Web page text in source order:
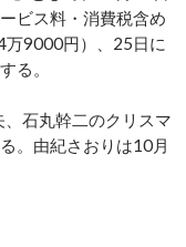
ビス料・消費税含め
9000円）、25日に
る。
石丸幹二のクリスマ
。由紀さおりは10月